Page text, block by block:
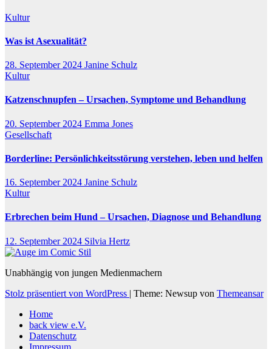
Kultur
Was ist Asexualität?
28. September 2024 Janine Schulz
Kultur
Katzenschnupfen – Ursachen, Symptome und Behandlung
20. September 2024 Emma Jones
Gesellschaft
Borderline: Persönlichkeitsstörung verstehen, leben und helfen
16. September 2024 Janine Schulz
Kultur
Erbrechen beim Hund – Ursachen, Diagnose und Behandlung
12. September 2024 Silvia Hertz
Unabhängig von jungen Medienmachern
Stolz präsentiert von WordPress | Theme: Newsup von Themeansar
Home
back view e.V.
Datenschutz
Impressum